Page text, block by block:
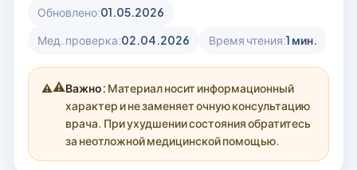
Обновлено:01.05.2026
Мед. проверка:02.04.2026 Время чтения:1 мин.
⚠️Важно: Материал носит информационный
характер и не заменяет очную консультацию
врача. При ухудшении состояния обратитесь
за неотложной медицинской помощью.